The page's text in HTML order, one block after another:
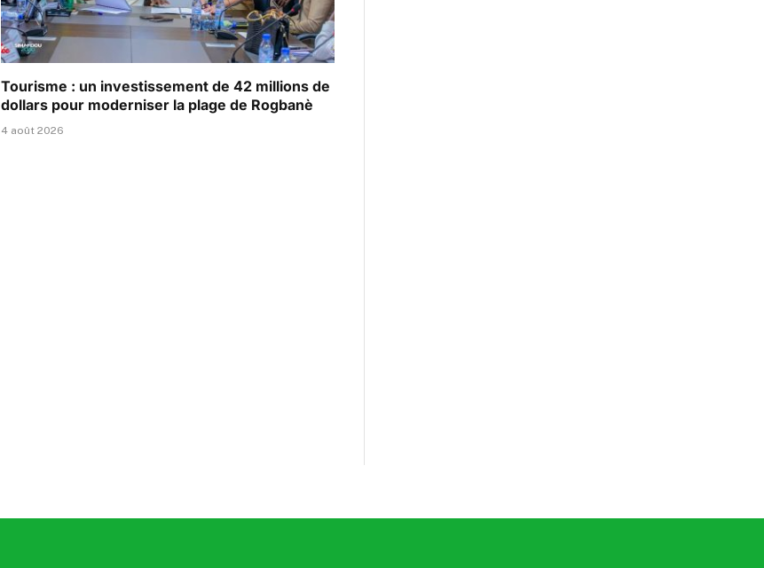
Tourisme : un investissement de 42 millions de
dollars pour moderniser la plage de Rogbanè
4 août 2026